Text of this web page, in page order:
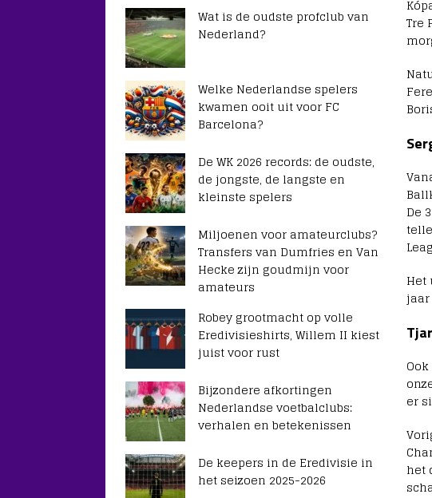
Tre
De
Het
er
het
Wat is de oudste profclub van
Nederland?
Welke Nederlandse spelers
kwamen ooit uit voor FC
Barcelona?
De WK 2026 records: de oudste,
de jongste, de langste en
kleinste spelers
Miljoenen voor amateurclubs?
Transfers van Dumfries en Van
Hecke zijn goudmijn voor
amateurs
Robey grootmacht op volle
Eredivisieshirts, Willem II kiest
juist voor rust
Bijzondere afkortingen
Nederlandse voetbalclubs:
verhalen en betekenissen
De keepers in de Eredivisie in
het seizoen 2025-2026